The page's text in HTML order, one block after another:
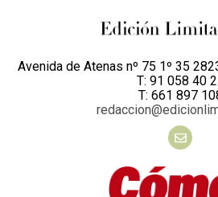
Avenida de Atenas nº 75 1º 35
T: 91 058 40
T: 661 897